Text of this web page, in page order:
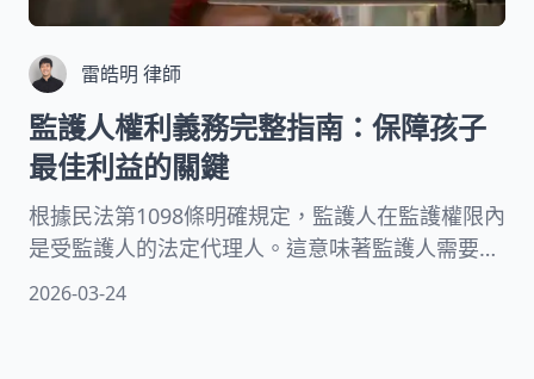
雷皓明 律師
監護人權利義務完整指南：保障孩子
最佳利益的關鍵
根據民法第1098條明確規定，監護人在監護權限內
是受監護人的法定代理人。這意味著監護人需要處
理的事務相當廣泛，包括財產管理、提領存款、代
2026-03-24